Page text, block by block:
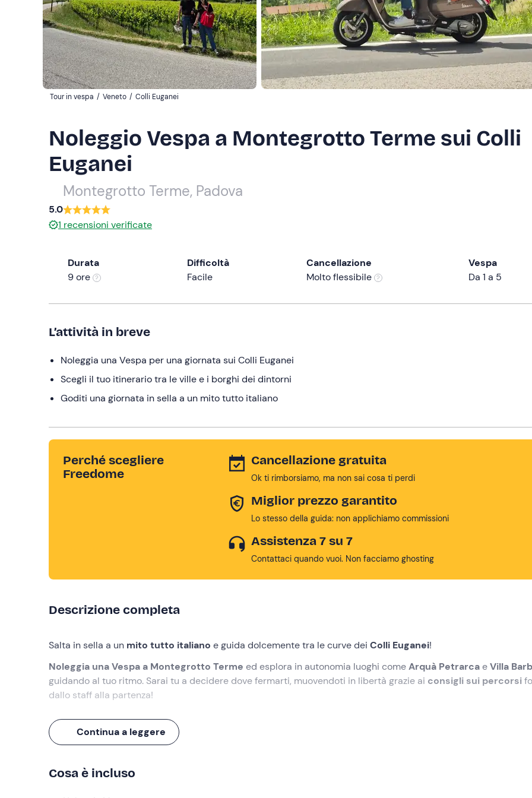
Tour in vespa / Veneto / Colli Euganei
Noleggio Vespa a Montegrotto Terme sui Colli
Euganei
Montegrotto Terme, Padova
5.0
1 recensioni verificate
Durata
9 ore
Difficoltà
Facile
Cancellazione
Molto flessibile
Vespa
Da 1 a 5
L’attività in breve
Noleggia una Vespa per una giornata sui Colli Euganei
Scegli il tuo itinerario tra le ville e i borghi dei dintorni
Goditi una giornata in sella a un mito tutto italiano
Perché scegliere
Freedome
Cancellazione gratuita
Ok ti rimborsiamo, ma non sai cosa ti perdi
Miglior prezzo garantito
Lo stesso della guida: non applichiamo commissioni
Assistenza 7 su 7
Contattaci quando vuoi. Non facciamo ghosting
Descrizione completa
Salta in sella a un mito tutto italiano e guida dolcemente tra le curve dei Colli Euganei!
Noleggia una Vespa a Montegrotto Terme ed esplora in autonomia luoghi comeArquà Petrarca eVilla
guidando al tuo ritmo. Sarai tu a decidere dove fermarti, muovendoti in libertà grazie ai consigli sui percorsi
dallo staff alla partenza!
Cosa faremo
L'appuntamento è all'orario indicato nel punto di ritrovo a
In base alla patente di cui disponi, potrai scegliere il modello ideale per le tue esigenze tra una
Continua a leggere
Cosa è incluso